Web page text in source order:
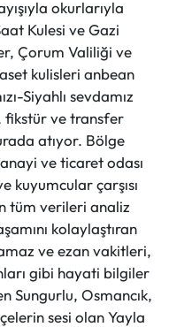
okurlarıyla
Kulesi ve Gazi
Çorum Valiliği ve
kulisleri anbean
Siyahlı sevdamız
fikstür ve transfer
atıyor. Bölge
ve ticaret odası
kuyumcular çarşısı
tüm verileri analiz
kolaylaştıran
ve ezan vakitleri,
gibi hayati bilgiler
Sungurlu, Osmancık,
sesi olan Yayla